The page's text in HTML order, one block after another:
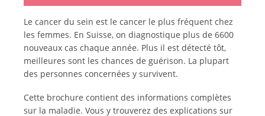
Le cancer du sein est le cancer le plus fréquent chez
les femmes. En Suisse, on diagnostique plus de 6600
nouveaux cas chaque année. Plus il est détecté tôt,
meilleures sont les chances de guérison. La plupart
des personnes concernées y survivent.
Cette brochure contient des informations complètes
sur la maladie. Vous y trouverez des explications sur